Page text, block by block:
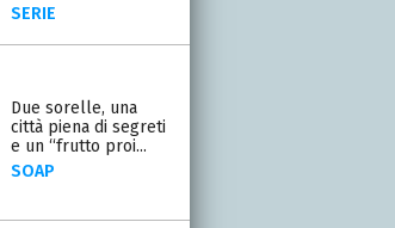
SERIE
Due sorelle, una
città piena di segreti
e un “frutto proi...
SOAP